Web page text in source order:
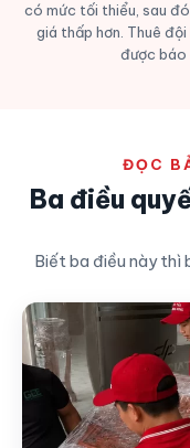
có mức tối thiểu, sau
giá thấp hơn. Thuê
được báo
ĐỌC
Ba điều
Biết ba điều này thì